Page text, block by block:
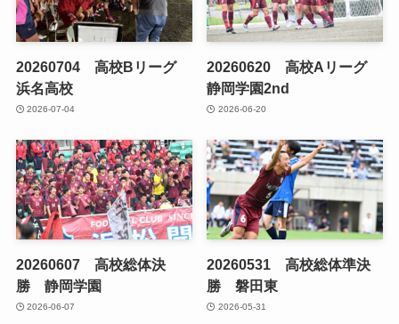
20260704 高校Bリーグ
浜名高校
2026-07-04
20260620 高校Aリーグ
静岡学園2nd
2026-06-20
20260607 高校総体決
勝 静岡学園
2026-06-07
20260531 高校総体準決
勝 磐田東
2026-05-31